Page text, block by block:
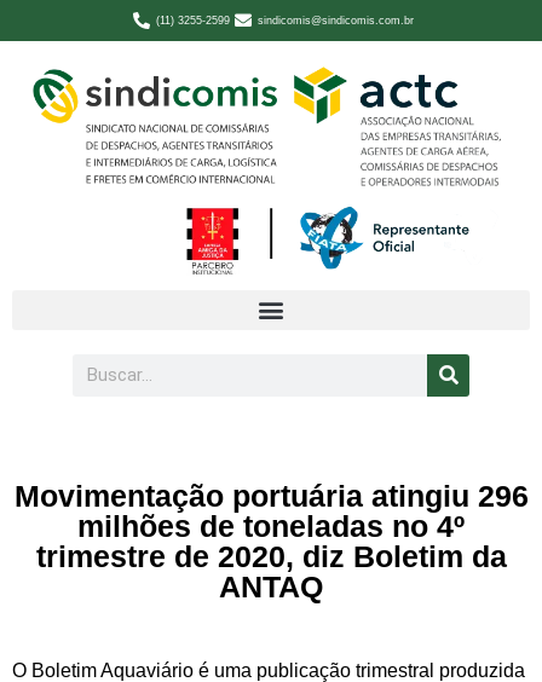
(11) 3255-2599 sindicomis@sindicomis.com.br
Movimentação portuária atingiu 296
milhões de toneladas no 4º
trimestre de 2020, diz Boletim da
ANTAQ
O Boletim Aquaviário é uma publicação trimestral produzida